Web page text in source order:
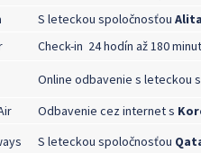
S leteckou spoločnosťou
Check-in 24 hodín až 180
Online odbavenie s leteckou
Odbavenie cez internet s
S leteckou spoločnosťou